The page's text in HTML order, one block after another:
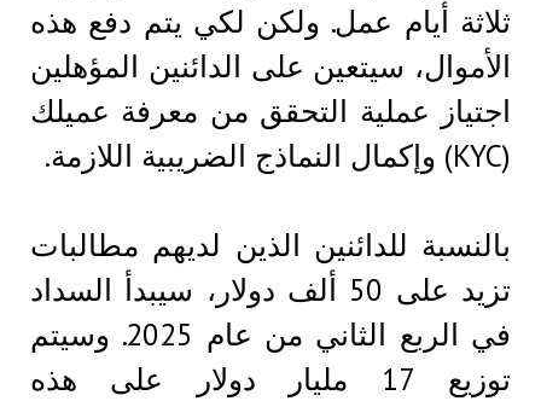
ثلاثة أيام عمل. ولكن لكي يتم دفع هذه
الأموال، سيتعين على الدائنين المؤهلين
اجتياز عملية التحقق من معرفة عميلك
(KYC) وإكمال النماذج الضريبية اللازمة.
بالنسبة للدائنين الذين لديهم مطالبات
تزيد على 50 ألف دولار، سيبدأ السداد
في الربع الثاني من عام 2025. وسيتم
توزيع 17 مليار دولار على هذه